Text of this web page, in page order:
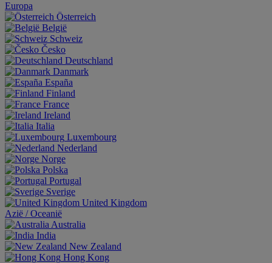
Europa
Österreich
België
Schweiz
Česko
Deutschland
Danmark
España
Finland
France
Ireland
Italia
Luxembourg
Nederland
Norge
Polska
Portugal
Sverige
United Kingdom
Aziё / Oceaniё
Australia
India
New Zealand
Hong Kong